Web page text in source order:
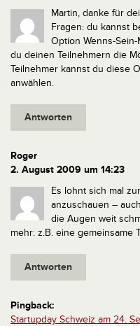
Martin, danke für
Fragen: du kannst
Option Wenns-
du deinen Teilnehmern die
Teilnehmer kannst du diese
anwählen.
Antworten
Roger
2. August 2009 um 14:23
Es lohnt sich mal
anzuschauen –
die Augen weit
mehr: z.B. eine gemeinsame
Antworten
Pingback:
Startupday Schweiz am 24.